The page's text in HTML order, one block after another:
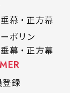
幕・正方幕
ポリン
幕・正方幕
登録